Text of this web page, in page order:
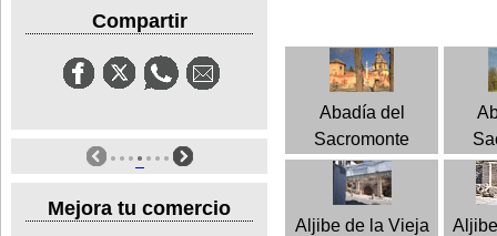
Compartir
Mejora tu comercio
Abadía del
Sacromonte
Aljibe de la Vieja